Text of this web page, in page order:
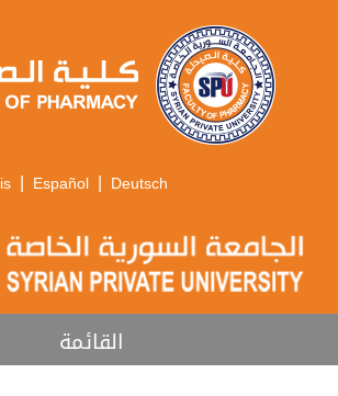
| Español | Deutsch
القائمة